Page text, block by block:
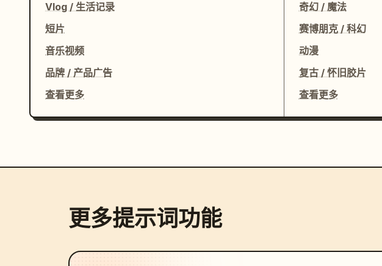
Vlog / 生活记录
短片
音乐视频
品牌 / 产品广告
查看更多
奇幻 / 魔法
赛博朋克 / 科幻
动漫
复古 / 怀旧胶片
查看更多
更多提示词功能